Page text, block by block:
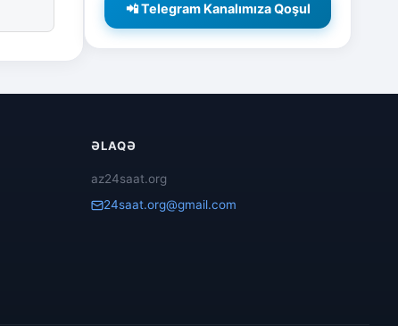
📲 Telegram Kanalımıza Qoşul
ƏLAQƏ
az24saat.org
24saat.org@gmail.com